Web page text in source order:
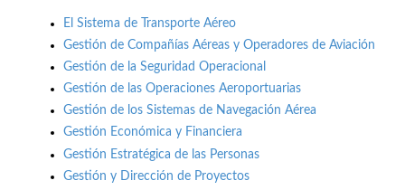
El Sistema de Transporte Aéreo
Gestión de Compañías Aéreas y Operadores de Aviación
Gestión de la Seguridad Operacional
Gestión de las Operaciones Aeroportuarias
Gestión de los Sistemas de Navegación Aérea
Gestión Económica y Financiera
Gestión Estratégica de las Personas
Gestión y Dirección de Proyectos